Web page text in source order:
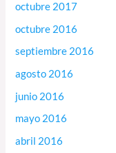
octubre 2017
octubre 2016
septiembre 2016
agosto 2016
junio 2016
mayo 2016
abril 2016